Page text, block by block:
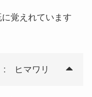
覚えれています
: ヒマワリ